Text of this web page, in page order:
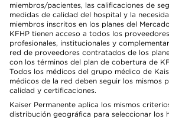
miembros/pacientes, las calificaciones de
medidas de calidad del hospital y la
miembros inscritos en los planes del
KFHP tienen acceso a todos los
profesionales, institucionales y
red de proveedores contratados de los
con los términos del plan de cobertura de
Todos los médicos del grupo médico de
médicos de la red deben seguir los mismos
calidad y certificaciones.
Kaiser Permanente aplica los mismos
distribución geográfica para seleccionar los